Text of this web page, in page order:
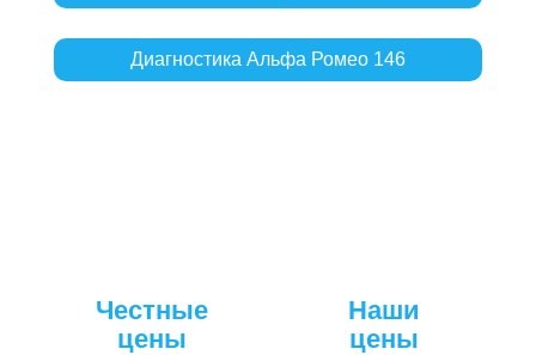
Диагностика Альфа Ромео 146
Честные
цены
Наши
цены